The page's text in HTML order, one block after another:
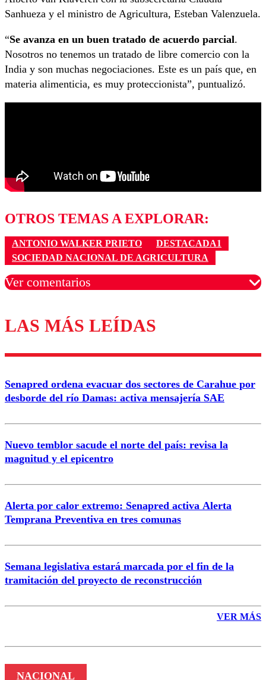
Sanhueza y el ministro de Agricultura, Esteban Valenzuela.
“Se avanza en un buen tratado de acuerdo parcial.
Nosotros no tenemos un tratado de libre comercio con la
India y son muchas negociaciones. Este es un país que, en
materia alimenticia, es muy proteccionista”, puntualizó.
OTROS TEMAS A EXPLORAR:
ANTONIO WALKER PRIETO
DESTACADA1
SOCIEDAD NACIONAL DE AGRICULTURA
Ver comentarios
Los comentarios son moderados para garantizar un
diálogo respetuoso.
Correo
LAS MÁS LEÍDAS
Senapred ordena evacuar dos sectores de Carahue por
desborde del río Damas: activa mensajería SAE
Nuevo temblor sacude el norte del país: revisa la
magnitud y el epicentro
Alerta por calor extremo: Senapred activa Alerta
Temprana Preventiva en tres comunas
Semana legislativa estará marcada por el fin de la
tramitación del proyecto de reconstrucción
VER MÁS
NACIONAL